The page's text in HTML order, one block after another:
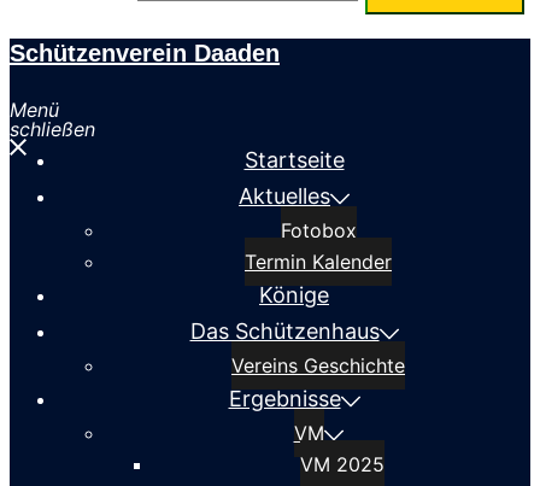
Schützenverein Daaden
Menü
schließen
Startseite
Aktuelles
Fotobox
Termin Kalender
Könige
Das Schützenhaus
Vereins Geschichte
Ergebnisse
VM
VM 2025